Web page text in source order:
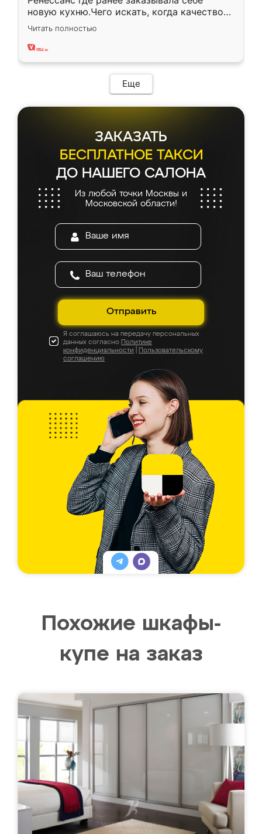
новую кухню.Чего искать, когда качеством
вполне довольна. Служит кухня уже почти
два года, нареканий нет.
Читать полностью
Еще
ЗАКАЗАТЬ
БЕСПЛАТНОЕ ТАКСИ
ДО НАШЕГО САЛОНА
Из любой точки Москвы и
Московской области!
Отправить
Я соглашаюсь на передачу персональных
данных согласно Политике
конфиденциальности
Пользовательскому
соглашению
Похожие шкафы-
купе на заказ